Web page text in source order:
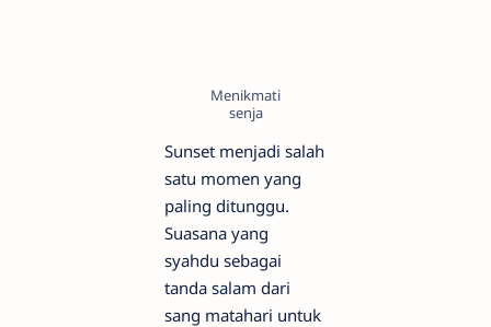
Menikmati
senja
Sunset menjadi salah
satu momen yang
paling ditunggu.
Suasana yang
syahdu sebagai
tanda salam dari
sang matahari untuk